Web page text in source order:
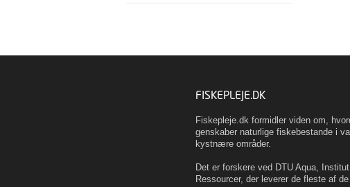
FISKEPLEJE.DK
Fiskepleje.dk formidler viden om,
genskaber naturlige fiskebestande i
kystnære områder.
Det er forskere ved DTU Aqua,
Ressourcer, der leverer de fleste af